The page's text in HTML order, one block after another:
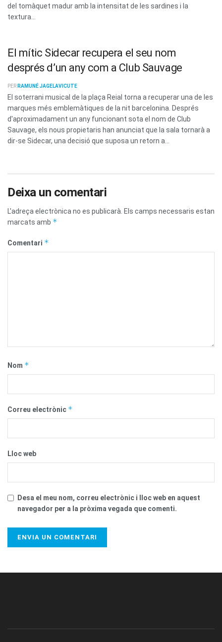
del tomàquet madur amb la intensitat de les sardines i la
textura...
El mític Sidecar recupera el seu nom
després d’un any com a Club Sauvage
PER RAMUNÉ JAGELAVICUTE
El soterrani musical de la plaça Reial torna a recuperar una de les
marques més emblemàtiques de la nit barcelonina. Després
d'aproximadament un any funcionant sota el nom de Club
Sauvage, els nous propietaris han anunciat que la sala tornarà a
dir-se Sidecar, una decisió que suposa un retorn a...
Deixa un comentari
L'adreça electrònica no es publicarà. Els camps necessaris estan
marcats amb *
Comentari *
Nom *
Correu electrònic *
Lloc web
Desa el meu nom, correu electrònic i lloc web en aquest
navegador per a la pròxima vegada que comenti.